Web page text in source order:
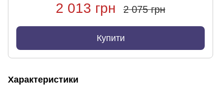
2 013 грн 2 075 грн
Купити
Характеристики